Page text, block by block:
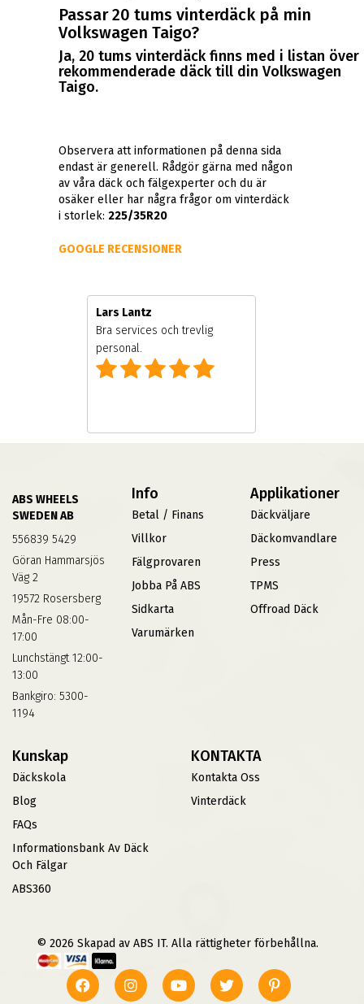
Passar 20 tums vinterdäck på min
Volkswagen Taigo?
Ja, 20 tums vinterdäck finns med i listan över
rekommenderade däck till din Volkswagen
Taigo.
Observera att informationen på denna sida
endast är generell. Rådgör gärna med någon
av våra däck och fälgexperter och du är
osäker eller har några frågor om vinterdäck
i storlek: 225/35R20
GOOGLE RECENSIONER
Lars Lantz
Bra services och trevlig
personal.
ABS WHEELS
SWEDEN AB
556839 5429
Göran Hammarsjös
Väg 2
19572 Rosersberg
Mån-Fre 08:00-
17:00
Lunchstängt 12:00-
13:00
Bankgiro: 5300-
1194
Info
Betal / Finans
Villkor
Fälgprovaren
Jobba På ABS
Sidkarta
Varumärken
Applikationer
Däckväljare
Däckomvandlare
Press
TPMS
Offroad Däck
Kunskap
Däckskola
Blog
FAQs
Informationsbank Av Däck
Och Fälgar
ABS360
KONTAKTA
Kontakta Oss
Vinterdäck
© 2026 Skapad av ABS IT. Alla rättigheter förbehållna.